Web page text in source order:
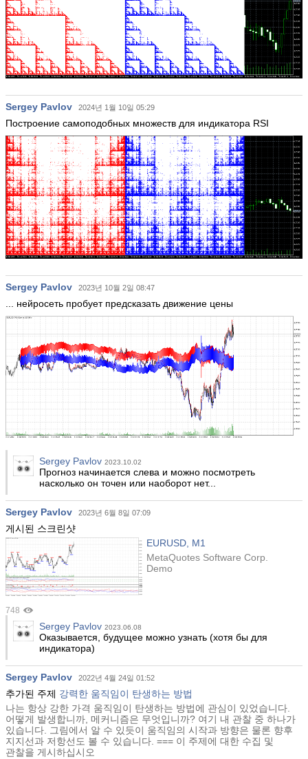
Sergey Pavlov 2024년 1월 10일 05:29
Построение самоподобных множеств для индикатора RSI
Sergey Pavlov 2023년 10월 2일 08:47
... нейросеть пробует предсказать движение цены
Sergey Pavlov 2023.10.02
Прогноз начинается слева и можно посмотреть
насколько он точен или наоборот нет...
Sergey Pavlov 2023년 6월 8일 07:09
게시된 스크린샷
EURUSD, M1
MetaQuotes Software Corp.
Demo
748
Sergey Pavlov 2023.06.08
Оказывается, будущее можно узнать (хотя бы для
индикатора)
Sergey Pavlov 2022년 4월 24일 01:52
추가된 주제 강력한 움직임이 탄생하는 방법
나는 항상 강한 가격 움직임이 탄생하는 방법에 관심이 있었습니다.
어떻게 발생합니까, 메커니즘은 무엇입니까? 여기 내 관찰 중 하나가
있습니다. 그림에서 알 수 있듯이 움직임의 시작과 방향은 물론 향후
지지선과 저항선도 볼 수 있습니다. === 이 주제에 대한 수집 및
관찰을 게시하십시오